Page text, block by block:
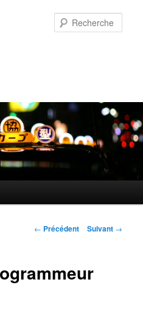
Navigation
← Précédent Suivant →